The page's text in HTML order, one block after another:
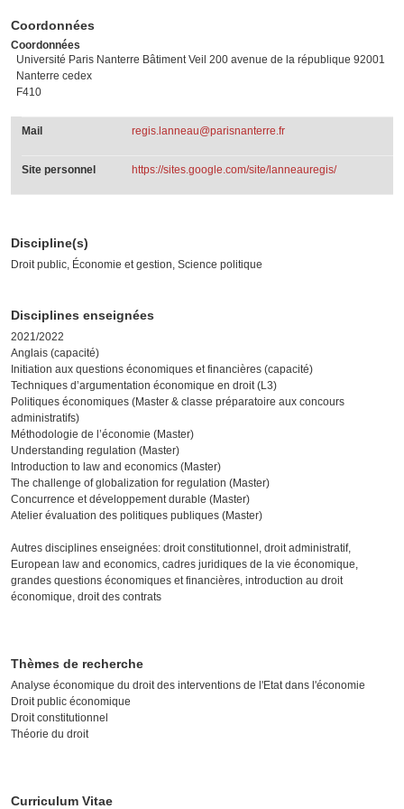
Coordonnées
Coordonnées
Université Paris Nanterre Bâtiment Veil 200 avenue de la république 92001
Nanterre cedex
F410
Mail regis.lanneau@parisnanterre.fr
Site personnel https://sites.google.com/site/lanneauregis/
Discipline(s)
Droit public, Économie et gestion, Science politique
Disciplines enseignées
2021/2022
Anglais (capacité)
Initiation aux questions économiques et financières (capacité)
Techniques d’argumentation économique en droit (L3)
Politiques économiques (Master & classe préparatoire aux concours
administratifs)
Méthodologie de l’économie (Master)
Understanding regulation (Master)
Introduction to law and economics (Master)
The challenge of globalization for regulation (Master)
Concurrence et développement durable (Master)
Atelier évaluation des politiques publiques (Master)
Autres disciplines enseignées: droit constitutionnel, droit administratif,
European law and economics, cadres juridiques de la vie économique,
grandes questions économiques et financières, introduction au droit
économique, droit des contrats
Thèmes de recherche
Analyse économique du droit des interventions de l'Etat dans l'économie
Droit public économique
Droit constitutionnel
Théorie du droit
Curriculum Vitae